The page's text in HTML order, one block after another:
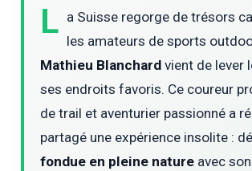
L a Suisse regorge de trésors
les amateurs de sports
Mathieu Blanchard vient de lever
ses endroits favoris. Ce coureur
de trail et aventurier passionné a
partagé une expérience insolite :
fondue en pleine nature avec